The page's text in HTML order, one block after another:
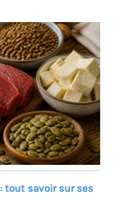
tout savoir sur ses